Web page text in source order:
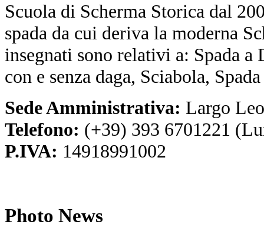
Scuola di Scherma Storica dal
spada da cui deriva la moderna
insegnati sono relativi a: Spada a
con e senza daga, Sciabola,
Sede Amministrativa: Largo
Telefono: (+39) 393 6701221
P.IVA: 14918991002
Photo News